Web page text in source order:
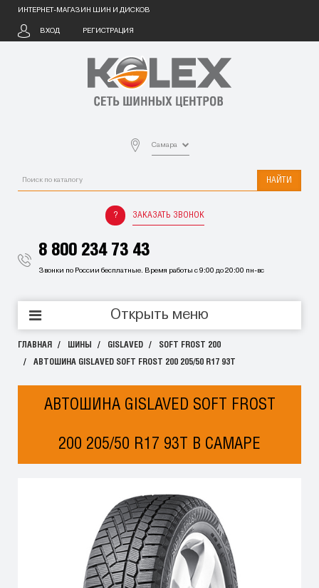
ИНТЕРНЕТ-МАГАЗИН ШИН И ДИСКОВ
ВХОД РЕГИСТРАЦИЯ
Самара
НАЙТИ
ЗАКАЗАТЬ ЗВОНОК
8 800 234 73 43
Звонки по России бесплатные. Время работы с 9:00 до 20:00 пн-вс
Открыть меню
ГЛАВНАЯ ШИНЫ GISLAVED SOFT FROST 200
АВТОШИНА GISLAVED SOFT FROST 200 205/50 R17 93T
АВТОШИНА GISLAVED SOFT FROST
200 205/50 R17 93T В САМАРЕ